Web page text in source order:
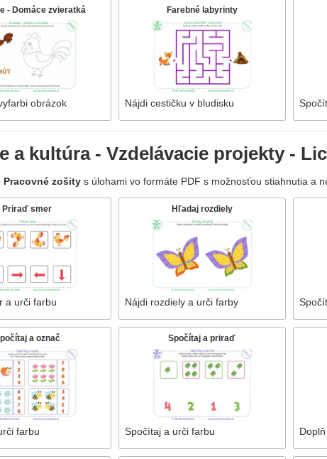
- Domáce zvieratká
obrázok
Farebné labyrinty
Nájdi cestičku v bludisku
a kultúra - Vzdelávacie projekty -
Pracovné zošity s úlohami vo formáte PDF s možnosťou stiahnutia a
Priraď smer
a urči farbu
Hľadaj rozdiely
Nájdi rozdiely a urči farby
a označ
farbu
Spočítaj a priraď
Spočítaj a urči farbu